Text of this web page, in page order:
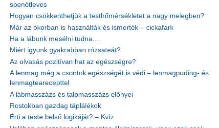
spenótleves
Hogyan csökkenthetjük a testhőmérsékletet a nagy melegben?
Már az ókorban is használták és ismerték – cickafark
Ha a lábunk mesélni tudna…
Miért igyunk gyakrabban rózsateát?
Az olvasás pozitívan hat az egészségre?
A lenmag még a csontok egészségét is védi – lenmagpuding- és
lenmagtearecepttel
A lábmasszázs és talpmasszázs előnyei
Rostokban gazdag táplálékok
Érti a teste belső logikáját? – Kvíz